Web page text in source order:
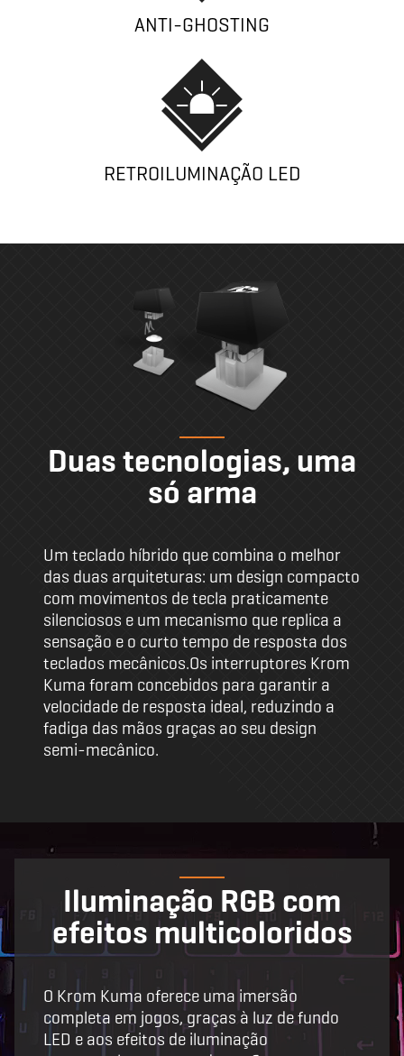
ANTI-GHOSTING
RETROILUMINAÇÃO LED
Duas tecnologias, uma
só arma
Um teclado híbrido que combina o melhor
das duas arquiteturas: um design compacto
com movimentos de tecla praticamente
silenciosos e um mecanismo que replica a
sensação e o curto tempo de resposta dos
teclados mecânicos.Os interruptores Krom
Kuma foram concebidos para garantir a
velocidade de resposta ideal, reduzindo a
fadiga das mãos graças ao seu design
semi-mecânico.
Iluminação RGB com
efeitos multicoloridos
O Krom Kuma oferece uma imersão
completa em jogos, graças à luz de fundo
LED e aos efeitos de iluminação